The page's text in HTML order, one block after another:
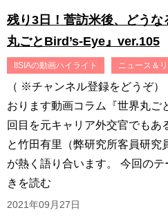
残り3日！菅訪米後、どう
丸ごとBird’s-Eye』ver.105
IISIAの動画ハイライト ニュース＆
（ ※チャンネル登録をどうぞ
おります動画コラム『世界丸ご
回目を元キャリア外交官でもあ
と竹田有里（弊研究所客員研究
が熱く語り合います。 今回の
きを読む
2021年09月27日